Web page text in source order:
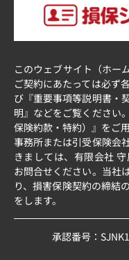
このウェブサイト（ホー
ご契約にあたっては必ず
び『重要事項等説明書・
明』などをご覧ください
保険約款・特約）』をご
事務所または引受保険会
きましては、有限会社
お問合せください。当社
り、損害保険契約の締結
をします。
承認番号：